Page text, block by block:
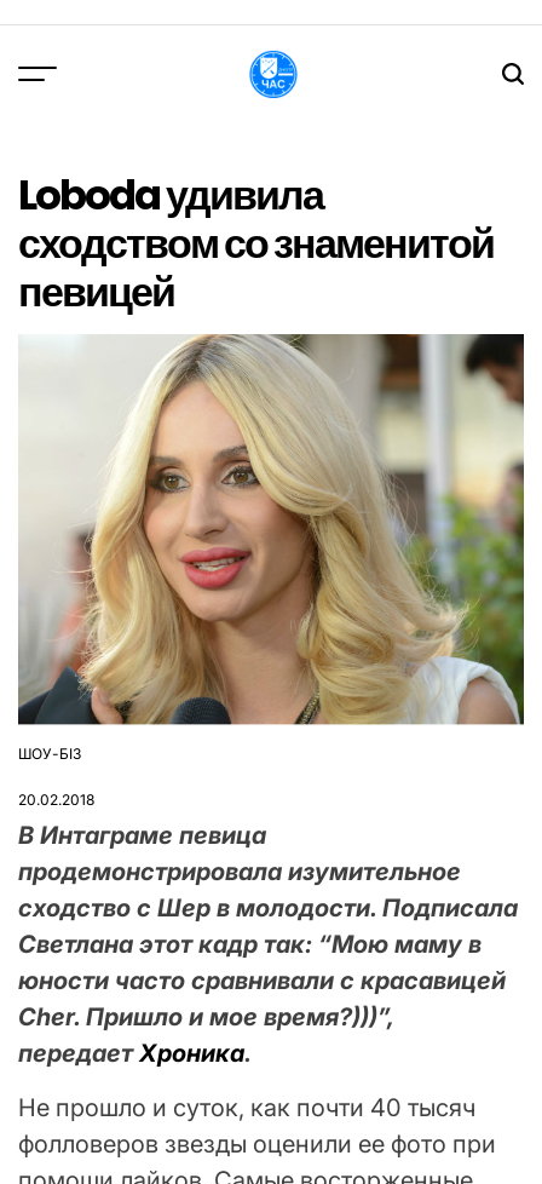
вмісту
Loboda удивила
сходством со знаменитой
певицей
ОПУБЛІКУВАТИ
ШОУ-БІЗ
20.02.2018
В Интаграме певица
продемонстрировала изумительное
сходство с Шер в молодости. Подписала
Светлана этот кадр так: “Мою маму в
юности часто сравнивали с красавицей
Cher. Пришло и мое время?)))”,
передаетХроника.
Не прошло и суток, как почти 40 тысяч
фолловеров звезды оценили ее фото при